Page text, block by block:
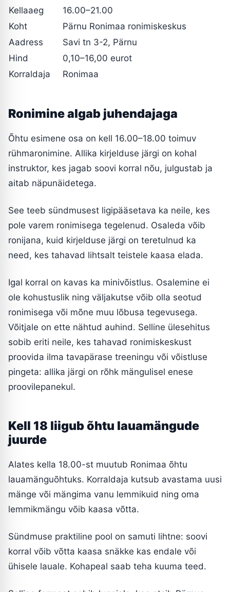
Kellaaeg
16.00–21.00
Koht
Pärnu Ronimaa ronimiskeskus
Aadress
Savi tn 3-2, Pärnu
Hind
0,10–16,00 eurot
Korraldaja
Ronimaa
Ronimine algab juhendajaga
Õhtu esimene osa on kell 16.00–18.00 toimuv
rühmaronimine. Allika kirjelduse järgi on kohal
instruktor, kes jagab soovi korral nõu, julgustab ja
aitab näpunäidetega.
See teeb sündmusest ligipääsetava ka neile, kes
pole varem ronimisega tegelenud. Osaleda võib
ronijana, kuid kirjelduse järgi on teretulnud ka
need, kes tahavad lihtsalt teistele kaasa elada.
Igal korral on kavas ka minivõistlus. Osalemine ei
ole kohustuslik ning väljakutse võib olla seotud
ronimisega või mõne muu lõbusa tegevusega.
Võitjale on ette nähtud auhind. Selline ülesehitus
sobib eriti neile, kes tahavad ronimiskeskust
proovida ilma tavapärase treeningu või võistluse
pingeta: allika järgi on rõhk mängulisel enese
proovilepanekul.
Kell 18 liigub õhtu lauamängude
juurde
Alates kella 18.00-st muutub Ronimaa õhtu
lauamänguõhtuks. Korraldaja kutsub avastama uusi
mänge või mängima vanu lemmikuid ning oma
lemmikmängu võib kaasa võtta.
Sündmuse praktiline pool on samuti lihtne: soovi
korral võib võtta kaasa snäkke kas endale või
ühisele lauale. Kohapeal saab teha kuuma teed.